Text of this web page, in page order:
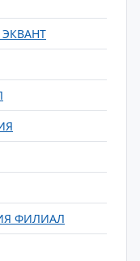
ЭКВАНТ
ФИЛИАЛ